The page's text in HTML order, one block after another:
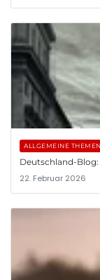
ALLGEMEINE THEMEN
Deutschland-
22. Februar 2026